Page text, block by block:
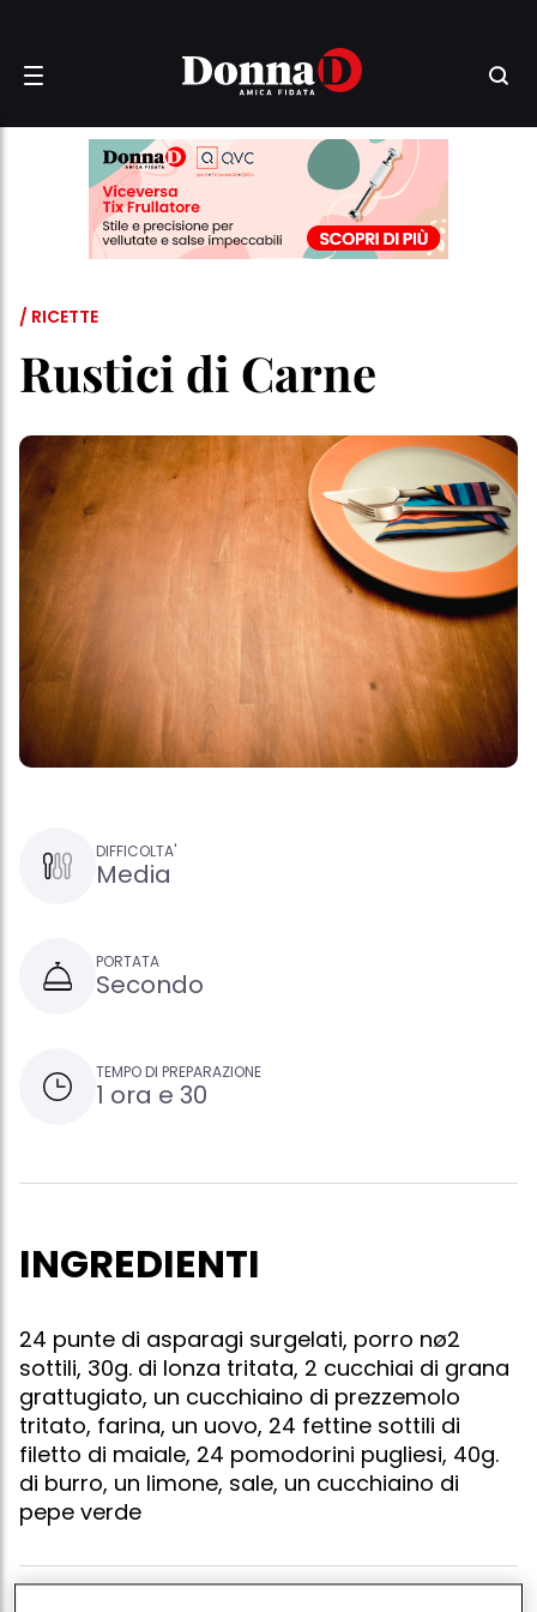
/ RICETTE
Rustici di Carne
DIFFICOLTA'
Media
PORTATA
Secondo
TEMPO DI PREPARAZIONE
1 ora e 30
INGREDIENTI
24 punte di asparagi surgelati, porro nø2
sottili, 30g. di lonza tritata, 2 cucchiai di grana
grattugiato, un cucchiaino di prezzemolo
tritato, farina, un uovo, 24 fettine sottili di
filetto di maiale, 24 pomodorini pugliesi, 40g.
di burro, un limone, sale, un cucchiaino di
pepe verde